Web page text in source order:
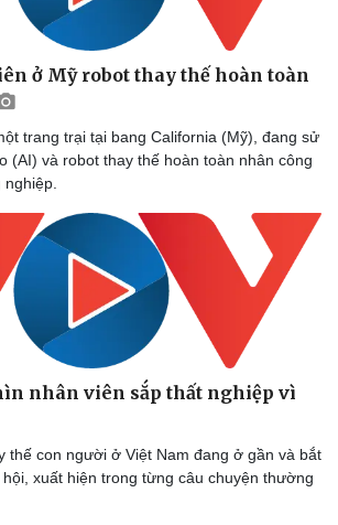
ở Mỹ robot thay thế hoàn toàn
trang trại tại bang California (Mỹ), đang sử
(AI) và robot thay thế hoàn toàn nhân công
nghiệp.
nhân viên sắp thất nghiệp vì
thế con người ở Việt Nam đang ở gần và bắt
xuất hiện trong từng câu chuyện thường